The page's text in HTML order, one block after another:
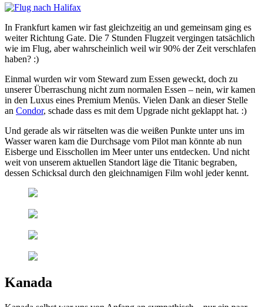
In Frankfurt kamen wir fast gleichzeitig an und gemeinsam ging es
weiter Richtung Gate. Die 7 Stunden Flugzeit vergingen tatsächlich
wie im Flug, aber wahrscheinlich weil wir 90% der Zeit verschlafen
haben? :)
Einmal wurden wir vom Steward zum Essen geweckt, doch zu
unserer Überraschung nicht zum normalen Essen – nein, wir kamen
in den Luxus eines Premium Menüs. Vielen Dank an dieser Stelle
an Condor, schade dass es mit dem Upgrade nicht geklappt hat. :)
Und gerade als wir rätselten was die weißen Punkte unter uns im
Wasser waren kam die Durchsage vom Pilot man könnte ab nun
Eisberge und Eisschollen im Meer unter uns entdecken. Und nicht
weit von unserem aktuellen Standort läge die Titanic begraben,
dessen Schicksal durch den gleichnamigen Film wohl jeder kennt.
Kanada